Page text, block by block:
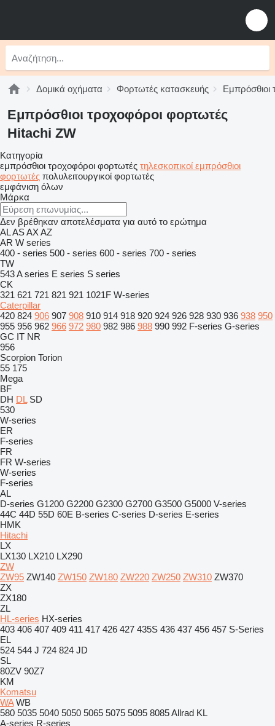
Δομικά οχήματα Φορτωτές κατασκευής Εμπρόσθιοι
Εμπρόσθιοι τροχοφόροι φορτωτές
Hitachi ZW
Κατηγορία
εμπρόσθιοι τροχοφόροι φορτωτές τηλεσκοπικοί εμπρόσθιοι
φορτωτές πολυλειτουργικοί φορτωτές
εμφάνιση όλων
Μάρκα
Δεν βρέθηκαν αποτελέσματα για αυτό το ερώτημα
ALASAXAZ
AR W series
400 - series 500 - series 600 - series 700 - series
TW
543A series E series S series
CK
321 621 721 821 921 1021F W-series
Caterpillar
420 824 906 907 908 910 914 918 920 924 926 928 930 936 938 950
955 956 962 966 972 980 982 986 988 990 992 F-series G-series
GC IT NR
956
Scorpion Torion
55 175
Mega
BF
DH DL SD
530
W-series
ER
F-series
FR
FR W-series
W-series
F-series
AL
D-series G1200 G2200 G2300 G2700 G3500 G5000 V-series
44C 44D 55D 60E B-series C-series D-series E-series
HMK
Hitachi
LX
LX130 LX210 LX290
ZW
ZW95 ZW140 ZW150 ZW180 ZW220 ZW250 ZW310 ZW370
ZX
ZX180
ZL
HL-series HX-series
403 406 407 409 411 417 426 427 435S 436 437 456 457 S-Series
EL
524 544 J 724 824 JD
SL
80ZV 90Z7
KM
Komatsu
WA WB
580 5035 5040 5050 5065 5075 5095 8085Allrad KL
A-series R-series